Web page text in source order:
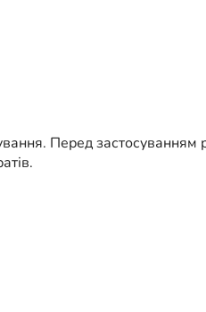
Перед застосуванням